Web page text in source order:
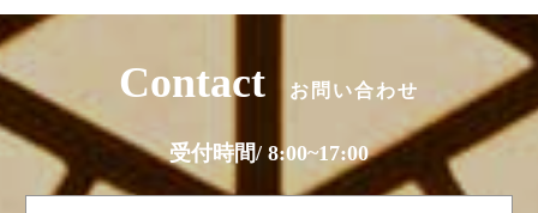
Contact お問い合わせ
受付時間/ 8:00~17:00